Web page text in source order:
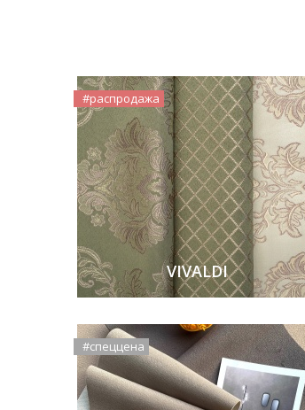
#распродажа
VIVALDI
#спеццена